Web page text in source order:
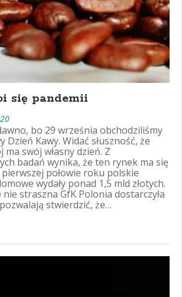
się pandemii
bo 29 września obchodziliśmy
Dzień Kawy. Widać słuszność, że
swój własny dzień. Z
badań wynika, że ten rynek ma się
połowie roku polskie
wydały ponad 1,5 mld złotych.
straszna GfK Polonia dostarczyła
stwierdzić, że…